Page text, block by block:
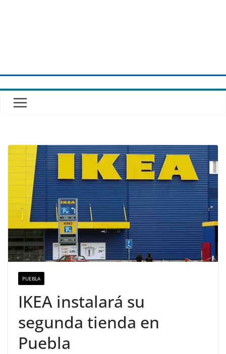
PUEBLA
IKEA instalará su
segunda tienda en
Puebla